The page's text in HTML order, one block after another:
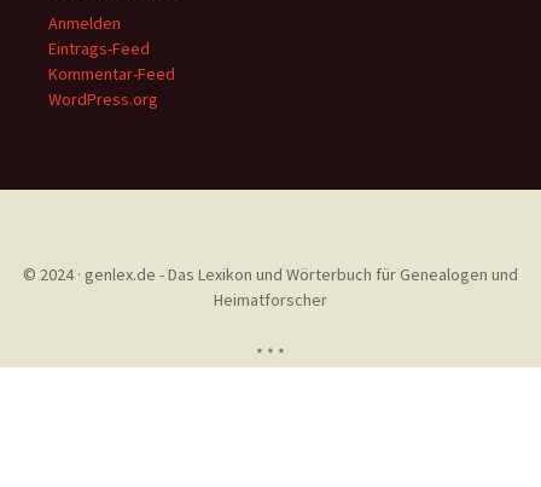
Anmelden
Eintrags-Feed
Kommentar-Feed
WordPress.org
© 2024 · genlex.de - Das Lexikon und Wörterbuch für Genealogen und
Heimatforscher
* * *